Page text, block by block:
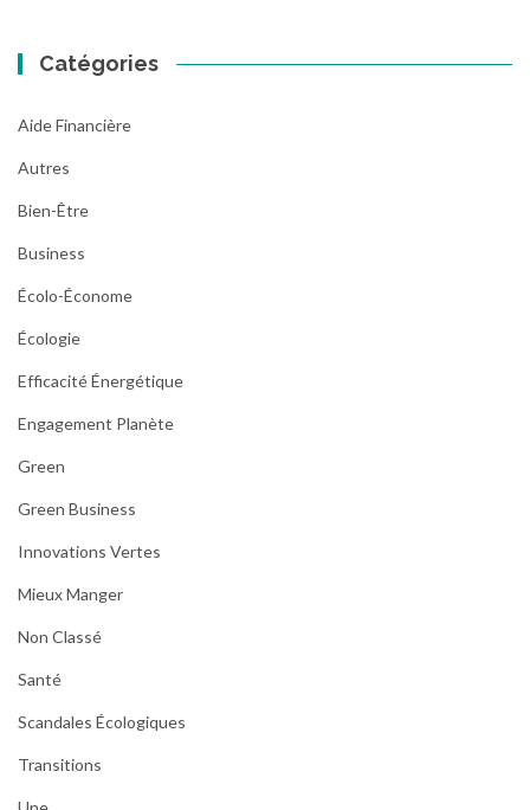
Catégories
Aide Financière
Autres
Bien-Être
Business
Écolo-Économe
Écologie
Efficacité Énergétique
Engagement Planète
Green
Green Business
Innovations Vertes
Mieux Manger
Non Classé
Santé
Scandales Écologiques
Transitions